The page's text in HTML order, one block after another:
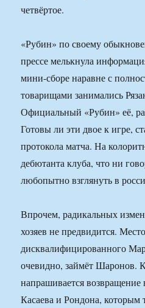
четвёртое.
«Рубин» по своему
прессе мелькнула
мини-сборе наравне с
товарищами занимались
Официальный «Рубин» её,
Готовы ли эти двое к игре,
протокола матча. На
дебютанта клуба, что ни
любопытно взглянуть в
Впрочем, радикальных
хозяев не предвидится. Место
дисквалифицированного
очевидно, займёт Шаронов.
напрашивается возвращение
Касаева и Рондона, которым